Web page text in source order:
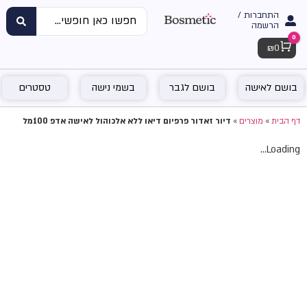
התחברות /
הרשמה
Cart
0
₪ 0
בושם לאישה בושם לגבר בשמי נישה טסטרים
דף הבית»מוצרים»דיור זאדור פרפיום דיאו ללא אלכוהול לאישה אדפ 100מל
Loading...